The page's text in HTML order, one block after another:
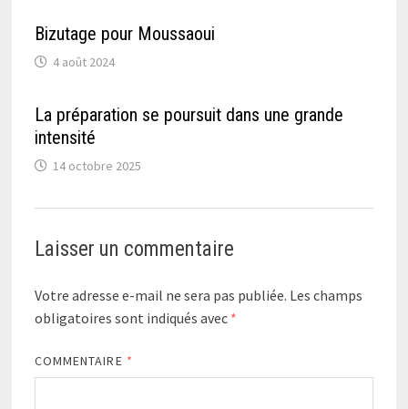
Bizutage pour Moussaoui
4 août 2024
La préparation se poursuit dans une grande
intensité
14 octobre 2025
Laisser un commentaire
Votre adresse e-mail ne sera pas publiée. Les champs
obligatoires sont indiqués avec *
COMMENTAIRE *